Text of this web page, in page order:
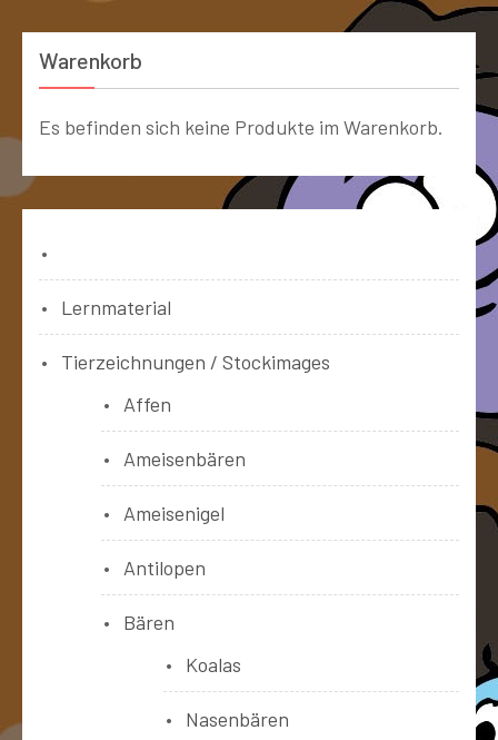
Warenkorb
Es befinden sich keine Produkte im Warenkorb.
Lernmaterial
Tierzeichnungen / Stockimages
Affen
Ameisenbären
Ameisenigel
Antilopen
Bären
Koalas
Nasenbären